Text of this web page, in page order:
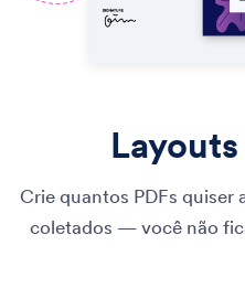
Crie quantos PDFs quiser
coletados — você não